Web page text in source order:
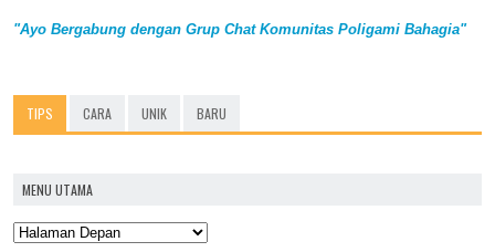
"Ayo Bergabung dengan Grup Chat Komunitas Poligami Bahagia"
TIPS CARA UNIK BARU
MENU UTAMA